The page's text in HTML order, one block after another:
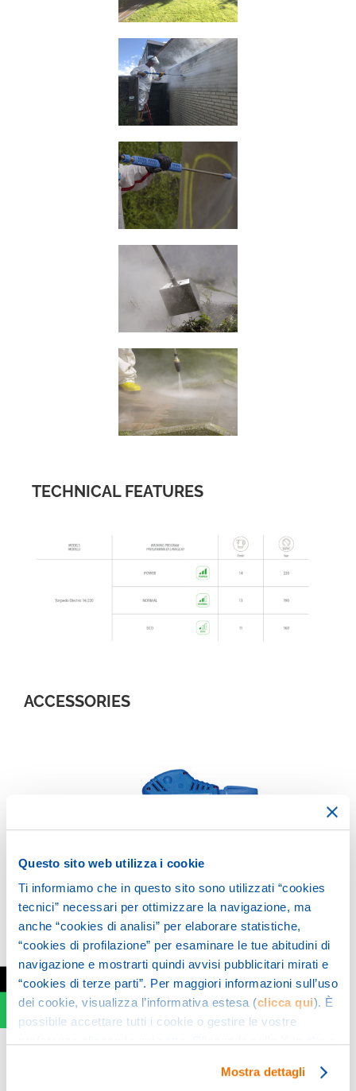
Questo sito web utilizza i cookie
Ti informiamo che in questo sito sono utilizzati “cookies
tecnici” necessari per ottimizzare la navigazione, ma
anche “cookies di analisi” per elaborare statistiche,
“cookies di profilazione” per esaminare le tue abitudini di
navigazione e mostrarti quindi avvisi pubblicitari mirati e
“cookies di terze parti”. Per maggiori informazioni sull’uso
dei cookie, visualizza l’informativa estesa (clicca qui). È
possibile accettare tutti i cookie o gestire le vostre
impostazioni predefinite che non consentono l’utilizzo di
Mostra dettagli
TECHNICAL FEATURES
ACCESSORIES
←